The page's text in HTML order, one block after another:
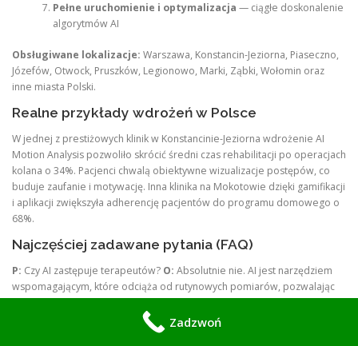
Pełne uruchomienie i optymalizacja — ciągłe doskonalenie
algorytmów AI
Obsługiwane lokalizacje: Warszawa, Konstancin-Jeziorna, Piaseczno,
Józefów, Otwock, Pruszków, Legionowo, Marki, Ząbki, Wołomin oraz
inne miasta Polski.
Realne przykłady wdrożeń w Polsce
W jednej z prestiżowych klinik w Konstancinie-Jeziorna wdrożenie AI
Motion Analysis pozwoliło skrócić średni czas rehabilitacji po operacjach
kolana o 34%. Pacjenci chwalą obiektywne wizualizacje postępów, co
buduje zaufanie i motywację. Inna klinika na Mokotowie dzięki gamifikacji
i aplikacji zwiększyła adherencję pacjentów do programu domowego o
68%.
Najczęściej zadawane pytania (FAQ)
P: Czy AI zastępuje terapeutów? O: Absolutnie nie. AI jest narzędziem
wspomagającym, które odciąża od rutynowych pomiarów, pozwalając
terapeucie skupić się na relacji i precyzyjnej korekcie techniki.
Czy system jest zgodny z przepisami prawnymi?
Zadzwoń